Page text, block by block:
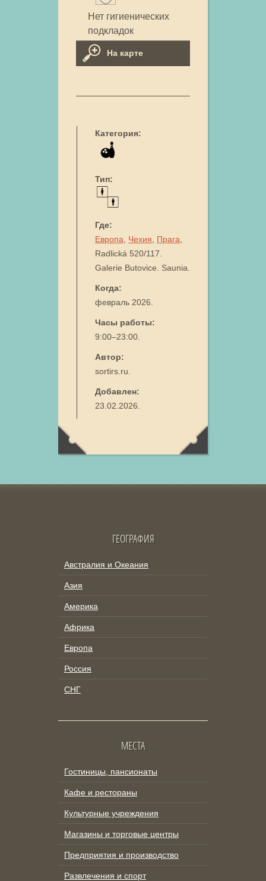
Нет гигиенических
подкладок
На карте
Категория:
Тип:
Где:
Европа
Чехия Прага
Radlická 520/117.
Galerie Butovice. Saunia.
Когда:
февраль 2026.
Часы работы:
9:00–23:00.
Автор:
sortirs.ru.
Добавлен:
23.02.2026.
ГЕОГРАФИЯ
Австралия и Океания
Азия
Америка
Африка
Европа
Россия
СНГ
МЕСТА
Гостиницы, пансионаты
Кафе и рестораны
Культурные учреждения
Магазины и торговые центры
Предприятия и производство
Развлечения и спорт